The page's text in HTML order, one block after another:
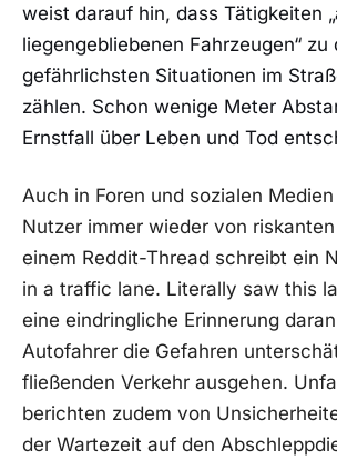
weist darauf hin, dass Tätigkeiten
liegengebliebenen Fahrzeugen“ zu
gefährlichsten Situationen im
zählen. Schon wenige Meter
Ernstfall über Leben und Tod
Auch in Foren und sozialen
Nutzer immer wieder von
einem Reddit-Thread schreibt ein
in a traffic lane. Literally saw this
eine eindringliche Erinnerung
Autofahrer die Gefahren
fließenden Verkehr ausgehen.
berichten zudem von
der Wartezeit auf den